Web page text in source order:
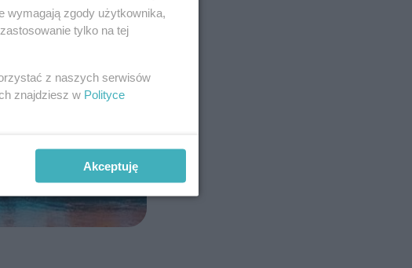
wymagają zgody użytkownika,
tylko na tej
z naszych serwisów
znajdziesz w Polityce
Akceptuję